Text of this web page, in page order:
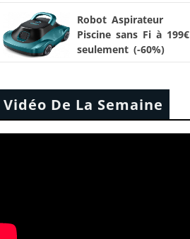
Robot Aspirateur
Piscine sans Fi à 199€
seulement (-60%)
Vidéo De La Semaine